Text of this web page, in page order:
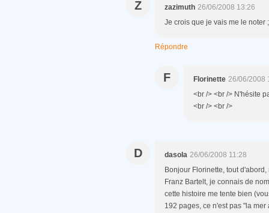
Z zazimuth 26/06/2008 13:26
Je crois que je vais me le noter
Répondre
F Florinette 26/06/2008
<br /> <br /> N'hésite
<br /> <br />
D dasola 26/06/2008 11:28
Bonjour Florinette, tout
Franz Bartelt, je connais de
cette histoire me tente bien
192 pages, ce n'est pas "la